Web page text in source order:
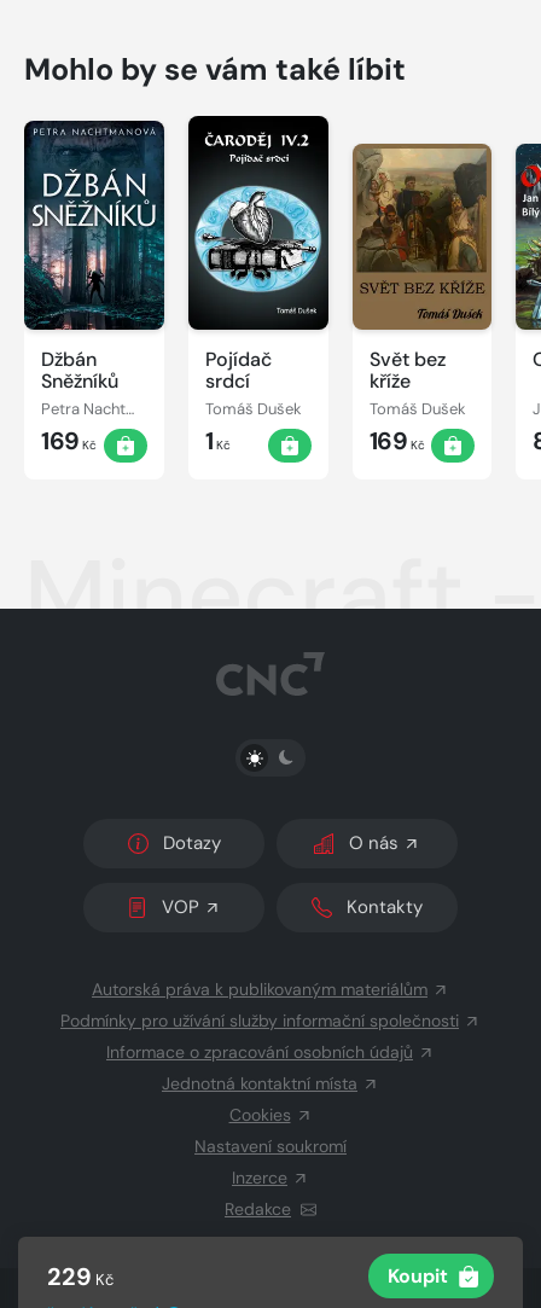
229 Kč Koupit
Mohlo by se vám také líbit
Džbán
Sněžníků
Petra Nachtmanová
169 Kč
Pojídač
srdcí
Tomáš Dušek
1 Kč
Svět bez
kříže
Tomáš Dušek
169 Kč
Minecraft
PŘEPNOUT SVĚTLÝ/TMAVÝ REŽIM
Dotazy O nás
VOP Kontakty
Autorská práva k publikovaným materiálům
Podmínky pro užívání služby informační společnosti
Informace o zpracování osobních údajů
Jednotná kontaktní místa
Cookies
Nastavení soukromí
Inzerce
Redakce